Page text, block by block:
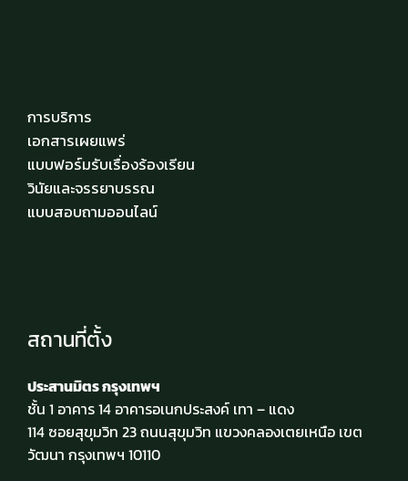
การบริการ
เอกสารเผยแพร่
แบบฟอร์มรับเรื่องร้องเรียน
วินัยและจรรยาบรรณ
แบบสอบถามออนไลน์
สถานที่ตั้ง
ประสานมิตร กรุงเทพฯ
ชั้น 1 อาคาร 14 อาคารอเนกประสงค์ เทา – แดง
114 ซอยสุขุมวิท 23 ถนนสุขุมวิท แขวงคลองเตยเหนือ เขต
วัฒนา กรุงเทพฯ 10110